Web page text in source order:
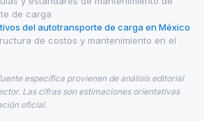
de carga
del autotransporte de carga en México
de costos y mantenimiento en el
específica provienen de análisis editorial
Las cifras son estimaciones orientativas
oficial.